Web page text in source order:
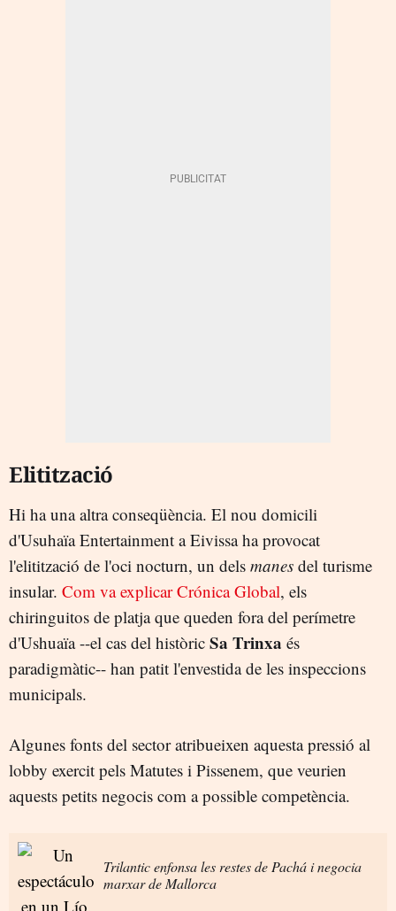
Elitització
Hi ha una altra conseqüència. El nou domicili
d'Usuhaïa Entertainment a Eivissa ha provocat
l'elitització de l'oci nocturn, un dels manes del turisme
insular. Com va explicar Crónica Global, els
chiringuitos de platja que queden fora del perímetre
d'Ushuaïa --el cas del històric Sa Trinxa és
paradigmàtic-- han patit l'envestida de les inspeccions
municipals.
Algunes fonts del sector atribueixen aquesta pressió al
lobby exercit pels Matutes i Pissenem, que veurien
aquests petits negocis com a possible competència.
Trilantic enfonsa les restes de Pachá i negocia
marxar de Mallorca